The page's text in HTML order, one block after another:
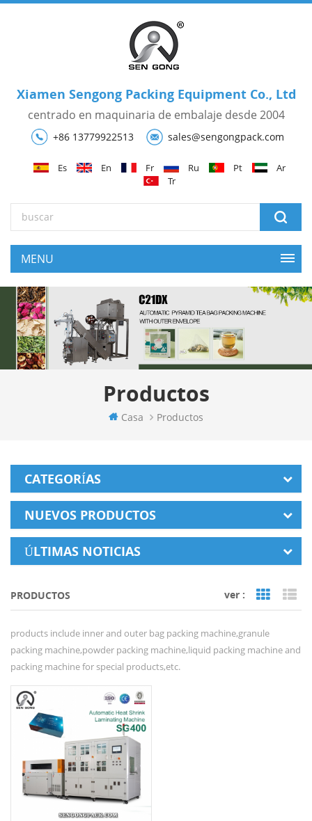
Xiamen Sengong Packing Equipment Co., Ltd
centrado en maquinaria de embalaje desde 2004
+86 13779922513 sales@sengongpack.com
Es En Fr Ru Pt
Ar
Tr
Productos
Casa Productos
CATEGORÍAS
NUEVOS PRODUCTOS
ÚLTIMAS NOTICIAS
PRODUCTOS ver : Grid
products include inner and outer bag packing machine,granule
packing machine,powder packing machine,liquid packing machine and
packing machine for special products,etc.